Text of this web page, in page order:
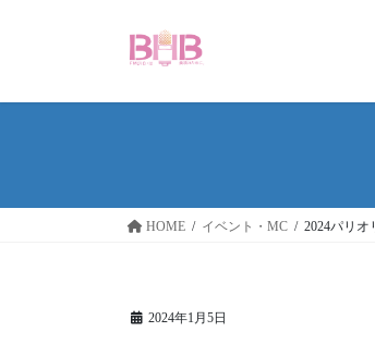
HOME イベント・MC 2024パリ
2024年1月5日